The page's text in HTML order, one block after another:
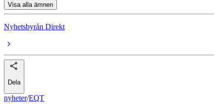
Visa alla ämnen
Nyhetsbyrån Direkt
Dela
nyheter/EQT